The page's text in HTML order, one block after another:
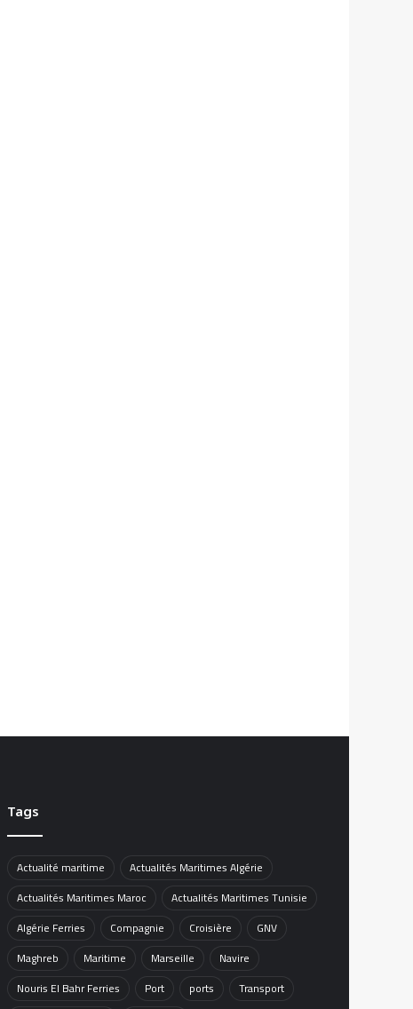
Tags
Actualité maritime
Actualités Maritimes Algérie
Actualités Maritimes Maroc
Actualités Maritimes Tunisie
Algérie Ferries
Compagnie Croisière
GNV
Maghreb
Maritime Marseille
Navire
Nouris El Bahr Ferries
Port ports
Transport